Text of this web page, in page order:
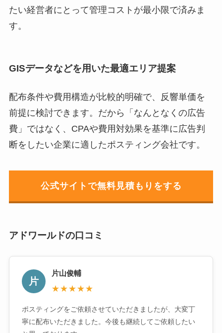
たい経営者にとって管理コストが最小限で済みま
す。
GISデータなどを用いた最適エリア提案
配布条件や費用構造が比較的明確で、反響単価を
前提に検討できます。だから「なんとなくの広告
費」ではなく、CPAや費用対効果を基準に広告判
断をしたい企業に適したポスティング会社です。
公式サイトで無料見積もりをする
アドワールドの口コミ
片
片山俊輔
★★★★★
ポスティングをご依頼させていただきましたが、大変丁
寧に配布いただきました。今後も継続してご依頼したい